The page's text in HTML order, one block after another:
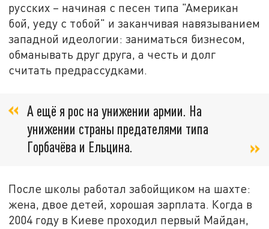
русских – начиная с песен типа "Американ
бой, уеду с тобой" и заканчивая навязыванием
западной идеологии: заниматься бизнесом,
обманывать друг друга, а честь и долг
считать предрассудками.
А ещё я рос на унижении армии. На
унижении страны предателями типа
Горбачёва и Ельцина.
После школы работал забойщиком на шахте:
жена, двое детей, хорошая зарплата. Когда в
2004 году в Киеве проходил первый Майдан,